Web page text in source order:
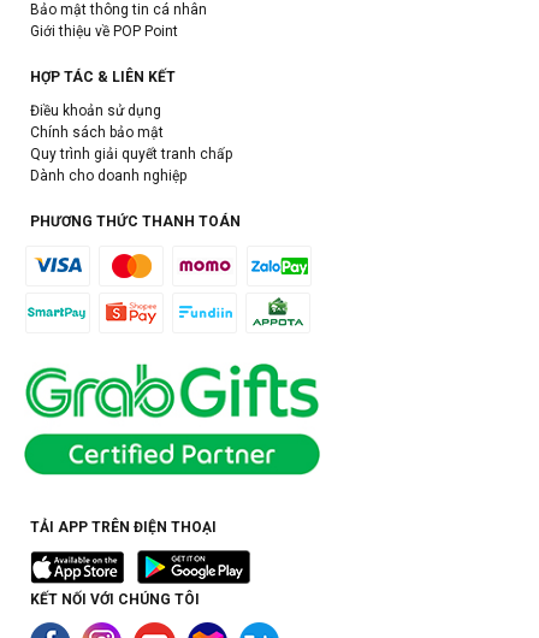
Bảo mật thông tin cá nhân
Giới thiệu về POP Point
HỢP TÁC & LIÊN KẾT
Điều khoản sử dụng
Chính sách bảo mật
Quy trình giải quyết tranh chấp
Dành cho doanh nghiệp
PHƯƠNG THỨC THANH TOÁN
TẢI APP TRÊN ĐIỆN THOẠI
KẾT NỐI VỚI CHÚNG TÔI